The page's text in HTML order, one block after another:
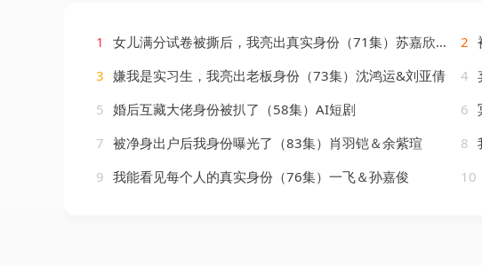
1 女儿满分试卷被撕后，我亮出真实身份（71集）苏嘉欣&陈子豪 2
3 嫌我是实习生，我亮出老板身份（73集）沈鸿运&刘亚倩 4
5 婚后互藏大佬身份被扒了（58集）AI短剧 6
7 被净身出户后我身份曝光了（83集）肖羽铠＆余紫瑄 8
9 我能看见每个人的真实身份（76集）一飞＆孙嘉俊 10